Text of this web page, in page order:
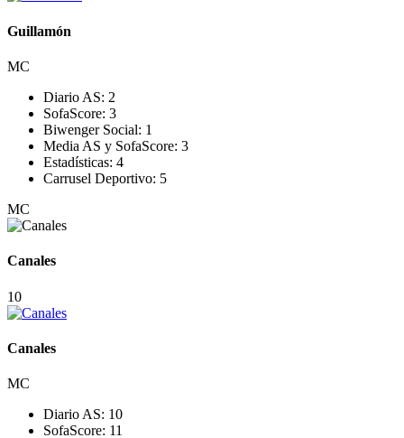
Guillamón
MC
Diario AS: 2
SofaScore: 3
Biwenger Social: 1
Media AS y SofaScore: 3
Estadísticas: 4
Carrusel Deportivo: 5
MC
Canales
10
Canales
MC
Diario AS: 10
SofaScore: 11